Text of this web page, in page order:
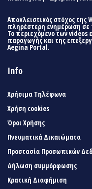
Αποκλειστικός στόχος της
πληρέστερη ενημέρωση σε
Το περιεχόμενο των videos
παραγωγής και της
Aegina Portal.
Info
Χρήσιμα Τηλέφωνα
Χρήση cookies
Όροι Χρήσης
Πνευματικά Δικαιώματα
Προστασία Προσωπικών
Δήλωση συμμόρφωσης
Κρατική Διαφήμιση